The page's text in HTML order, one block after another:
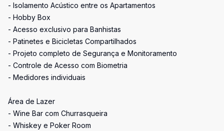
- Isolamento Acústico entre os Apartamentos
- Hobby Box
- Acesso exclusivo para Banhistas
- Patinetes e Bicicletas Compartilhados
- Projeto completo de Segurança e Monitoramento
- Controle de Acesso com Biometria
- Medidores individuais
Área de Lazer
- Wine Bar com Churrasqueira
- Whiskey e Poker Room